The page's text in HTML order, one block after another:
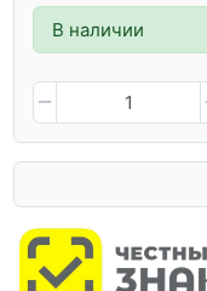
В наличии